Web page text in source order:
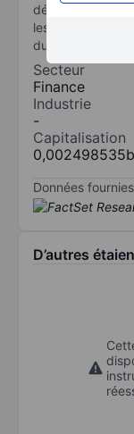
développement,
les énergies
durable des
Secteur
Finance
Industrie
-
Capitalisation
Données
D’autres